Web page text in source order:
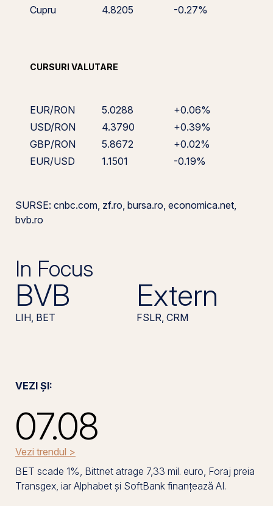
Cupru 4.8205 -0.27%
CURSURI VALUTARE
EUR/RON 5.0288
+0.06%
USD/RON
4.3790
+0.39%
GBP/RON
5.8672
+0.02%
EUR/USD
1.1501 -0.19%
SURSE: cnbc.com, zf.ro, bursa.ro, economica.net,
bvb.ro
In Focus
BVB
LIH, BET
Extern
FSLR, CRM
VEZI ȘI:
07.08
Vezi trendul >
BET scade 1%, Bittnet atrage 7,33 mil. euro, Foraj preia
Transgex, iar Alphabet și SoftBank finanțează AI.